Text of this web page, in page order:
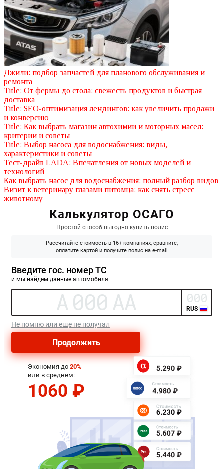
Джили: подбор запчастей для планового обслуживания и
ремонта
Title: От фермы до стола: свежесть продуктов и быстрая
доставка
Title: SEO-оптимизация лендингов: как увеличить продажи
и конверсию
Title: Как выбрать магазин автохимии и моторных масел:
критерии и советы
Title: Выбор насоса для водоснабжения: виды,
характеристики и советы
Тест-драйв LADA: Впечатления от новых моделей и
технологий
Как выбрать насос для водоснабжения: полный разбор видов
Визит к ветеринару глазами питомца: как снять стресс
животному